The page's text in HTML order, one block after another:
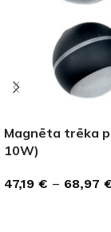
Magnēta trēka
10W)
47,19 € – 68,97